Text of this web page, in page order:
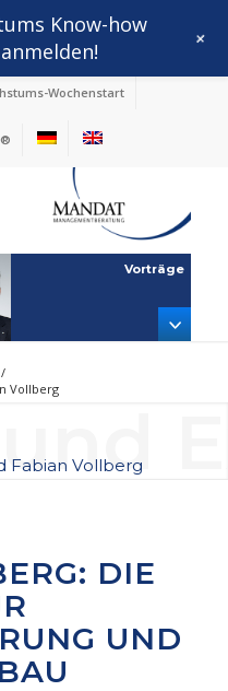
Wochenstart
Vorträge
/
Vollberg
Fabian Vollberg
DIE
UND
Know-how
+